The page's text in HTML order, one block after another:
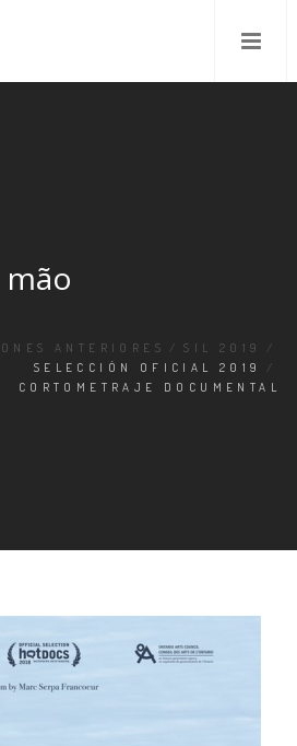
mão
ANTERIORES / SIL 2019
/
SELECCIÓN OFICIAL 2019
/
CORTOMETRAJE DOCUMENTAL